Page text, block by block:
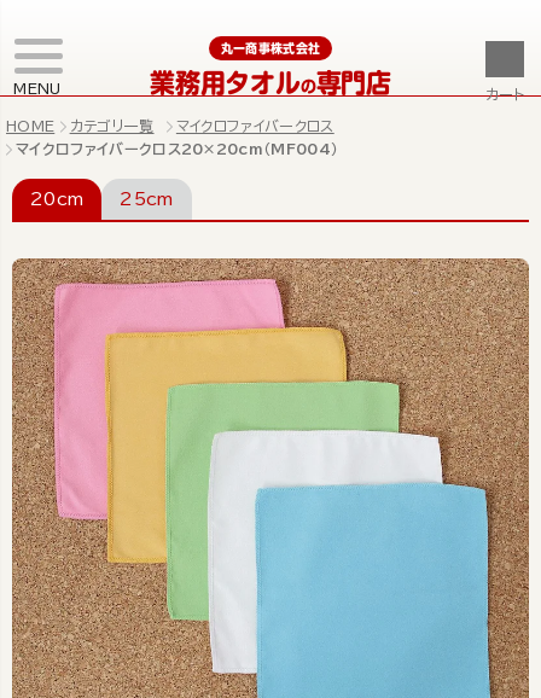
MENU
丸一商事株式会社
業務用タオルの専門店 カート
HOME カテゴリ一覧
マイクロファイバークロス
マイクロファイバークロス20×20cm（MF004）
20cm 25cm